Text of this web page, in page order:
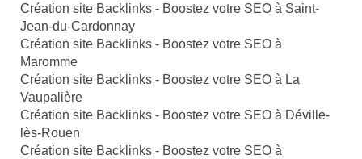
Création site Backlinks - Boostez votre SEO à Saint-
Jean-du-Cardonnay
Création site Backlinks - Boostez votre SEO à
Maromme
Création site Backlinks - Boostez votre SEO à La
Vaupalière
Création site Backlinks - Boostez votre SEO à Déville-
lès-Rouen
Création site Backlinks - Boostez votre SEO à